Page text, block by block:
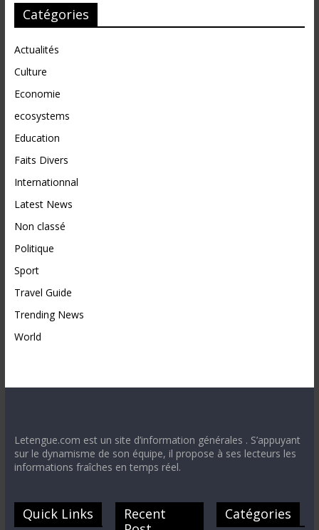
Catégories
Actualités
Culture
Economie
ecosystems
Education
Faits Divers
Internationnal
Latest News
Non classé
Politique
Sport
Travel Guide
Trending News
World
Letengue.com est un site d’information générales . S’appuyant
sur le dynamisme de son équipe, il propose à ses lecteurs les
informations fraîches en temps réel.
Quick Links
Recent
Catégories